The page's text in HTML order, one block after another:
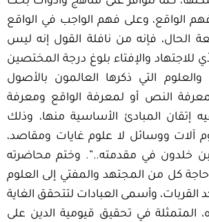
الواقع، وعلى فهم الواجب في الواقع
الحال، فإنه من نافلة القول إنه ليس
والإفتاء بلوغ درجة المختصين
التي ذكرها العالمون بالأصول
النص أو لمعرفة الواقع ومعرفة
إتقان المبادئ الأساسية منها، وذلك
آلات ووسائل لا علوم غايات ومقاصد،
خلدون في مقدمته..”. وختم محاضرته
كل من المجتهد والمفتي إلى العلوم
القربات، وأسمى العبادات لتتحقق الغاية
المتمثلة في تحقيق قيومية الدين على